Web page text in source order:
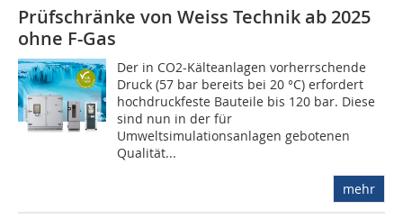
Prüfschränke von Weiss Technik ab 2025
ohne F-Gas
Der in CO2-Kälteanlagen vorherrschende
Druck (57 bar bereits bei 20 °C) erfordert
hochdruckfeste Bauteile bis 120 bar. Diese
sind nun in der für
Umweltsimulationsanlagen gebotenen
Qualität...
mehr